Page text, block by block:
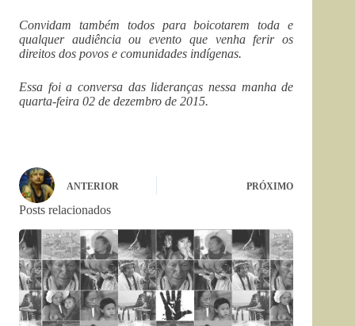
Convidam também todos para boicotarem toda e
qualquer audiência ou evento que venha ferir os
direitos dos povos e comunidades indígenas.
Essa foi a conversa das lideranças nessa manha de
quarta-feira 02 de dezembro de 2015.
ANTERIOR PRÓXIMO
Posts relacionados